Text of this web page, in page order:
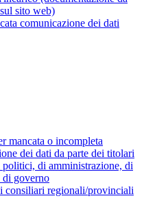
sito web)
comunicazione dei dati
mancata o incompleta
dei dati da parte dei titolari
di amministrazione, di
di governo
consiliari regionali/provinciali